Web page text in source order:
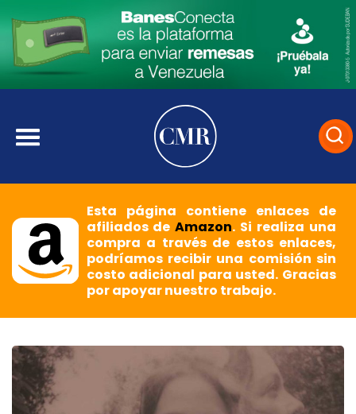
Esta página contiene enlaces de
afiliados deAmazon. Si realiza una
compra a través de estos enlaces,
podríamos recibir una comisión sin
costo adicional para usted. Gracias
por apoyar nuestro trabajo.